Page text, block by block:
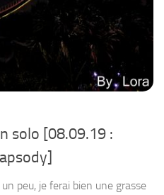
solo [08.09.19 :
peu, je ferai bien une grasse